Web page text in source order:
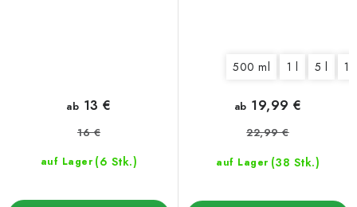
auf Lager (6 Stk.)
ab 13 €
16 €
500 ml 1 l 5 l
auf Lager (38 Stk.)
ab 19,99 €
22,99 €